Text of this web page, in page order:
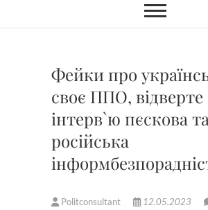
Фейки про
своє ППО, відверте
інтерв`ю пєскова
російська
Politconsultant 12.05.2023